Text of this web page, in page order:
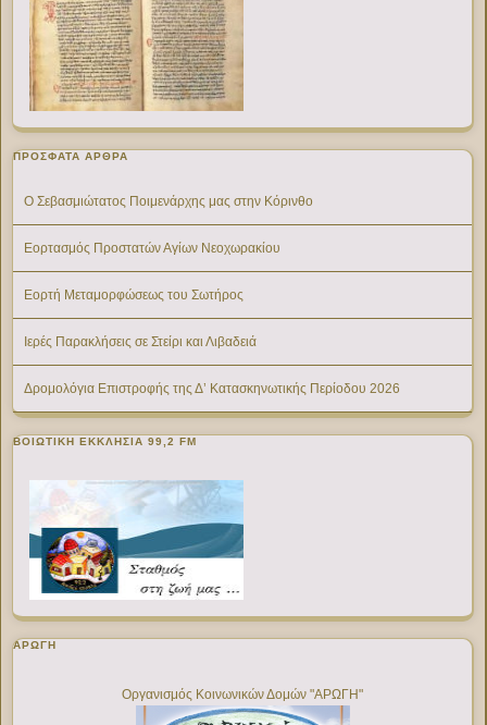
ΠΡΌΣΦΑΤΑ ΆΡΘΡΑ
Ο Σεβασμιώτατος Ποιμενάρχης μας στην Κόρινθο
Εορτασμός Προστατών Αγίων Νεοχωρακίου
Εορτή Μεταμορφώσεως του Σωτήρος
Ιερές Παρακλήσεις σε Στείρι και Λιβαδειά
Δρομολόγια Επιστροφής της Δ’ Κατασκηνωτικής Περίοδου 2026
ΒΟΙΩΤΙΚΉ ΕΚΚΛΗΣΊΑ 99,2 FM
ΑΡΩΓΗ
Οργανισμός Κοινωνικών Δομών "ΑΡΩΓΗ"